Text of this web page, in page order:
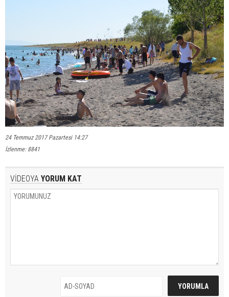
24 Temmuz 2017 Pazartesi 14:27
İzlenme: 8841
VİDEOYA YORUM KAT